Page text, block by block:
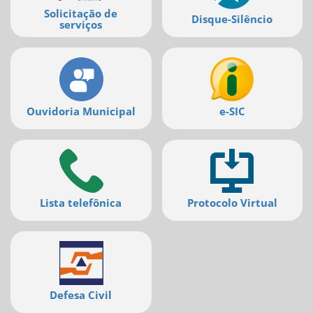
deste
[]
Solicitação de
serviços
Disque-Silêncio
Ouvidoria Municipal e-SIC
Lista telefônica Protocolo Virtual
Defesa Civil